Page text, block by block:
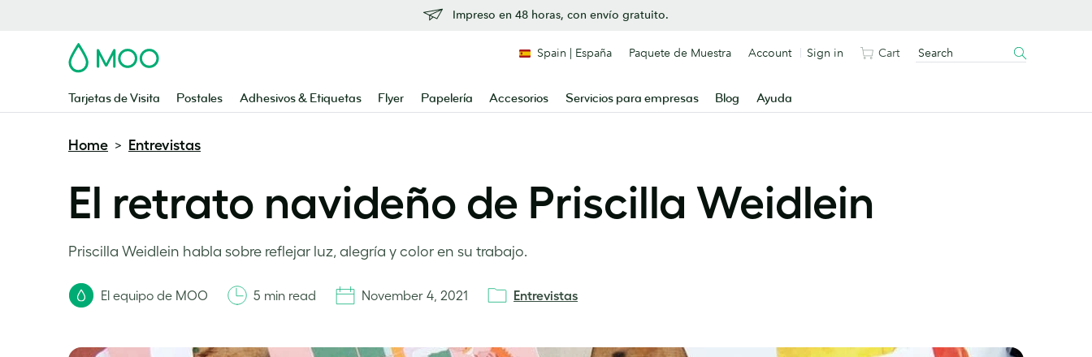
Impreso en 48 horas, con envío gratuito.
MOO
Tarjetas de Visita Postales Adhesivos & Etiquetas Flyer Papelería Accesorios Servicios para empresas Blog Ayuda
Spain | España Paquete de Muestra Account Sign in Cart
Home > Entrevistas
El retrato navideño de Priscilla Weidlein
Priscilla Weidlein habla sobre reflejar luz, alegría y color en su trabajo.
El equipo de MOO 5 min read November 4, 2021 Entrevistas